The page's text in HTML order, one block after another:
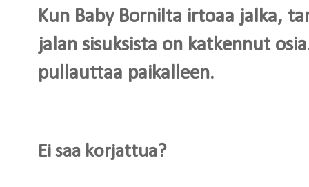
Kun Baby Bornilta irtoaa jalka,
jalan sisuksista on katkennut
pullauttaa paikalleen.
Ei saa korjattua?